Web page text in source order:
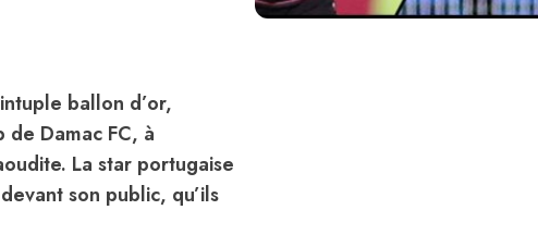
ballon d’or,
Damac FC, à
La star portugaise
son public, qu’ils